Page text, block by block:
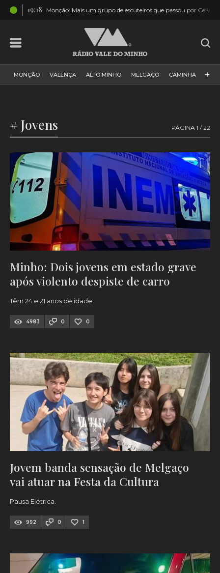
19:18 Monção: Mais um grupo de escuteiros que passou por
MONÇÃO VALENÇA ALTO MINHO MELGAÇO CAMINHA
DESPORTO
VALE DO MINHO MINHO MUNDO ESPANHA NORTE
VILA PRAIA DE ÂNCORA
+
# Jovens PÁGINA 1 / 22
Minho: Dois jovens em estado grave
após violento despiste de carro
Têm 24 e 21 anos de idade.
4983 0 0
Jovem banda sensação de Melgaço
vai atuar na Festa da Cultura
Pausa Elétrica.
992 0 1